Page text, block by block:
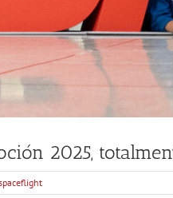
2025,